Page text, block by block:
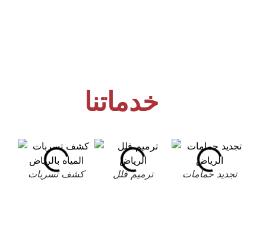
خدماتنا
كشف تسربات ترميم فلل تجديد حمامات